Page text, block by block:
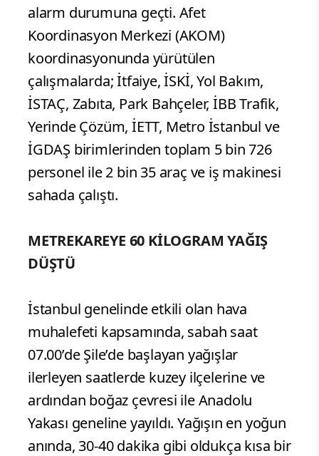
alarm durumuna geçti. Afet
Koordinasyon Merkezi (AKOM)
koordinasyonunda yürütülen
çalışmalarda; İtfaiye, İSKİ, Yol Bakım,
İSTAÇ, Zabıta, Park Bahçeler, İBB Trafik,
Yerinde Çözüm, İETT, Metro İstanbul ve
İGDAŞ birimlerinden toplam 5 bin 726
personel ile 2 bin 35 araç ve iş makinesi
sahada çalıştı.
METREKAREYE 60 KİLOGRAM YAĞIŞ
DÜŞTÜ
İstanbul genelinde etkili olan hava
muhalefeti kapsamında, sabah saat
07.00’de Şile’de başlayan yağışlar
ilerleyen saatlerde kuzey ilçelerine ve
ardından boğaz çevresi ile Anadolu
Yakası geneline yayıldı. Yağışın en yoğun
anında, 30-40 dakika gibi oldukça kısa bir